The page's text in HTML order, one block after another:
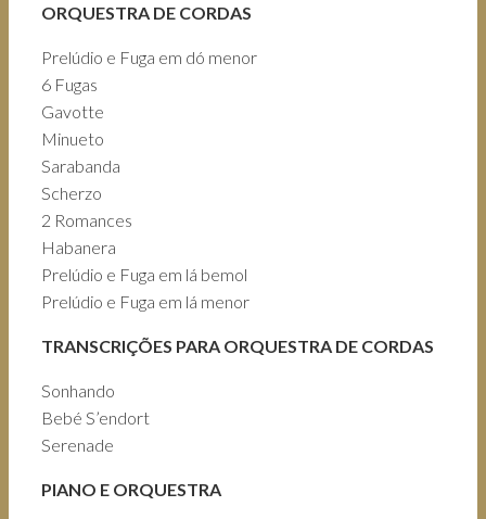
ORQUESTRA DE CORDAS
Prelúdio e Fuga em dó menor
6 Fugas
Gavotte
Minueto
Sarabanda
Scherzo
2 Romances
Habanera
Prelúdio e Fuga em lá bemol
Prelúdio e Fuga em lá menor
TRANSCRIÇÕES PARA ORQUESTRA DE CORDAS
Sonhando
Bebé S’endort
Serenade
PIANO E ORQUESTRA